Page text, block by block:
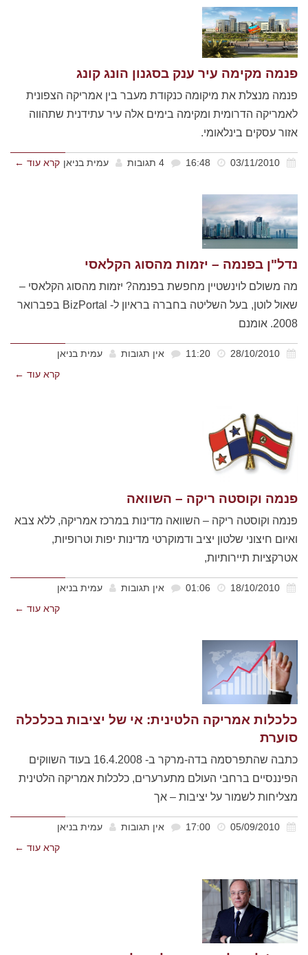
פנמה מקימה עיר ענק בסגנון הונג קונג
פנמה מנצלת את מיקומה כנקודת מעבר בין אמריקה הצפונית
לאמריקה הדרומית ומקימה בימים אלה עיר עתידנית שתהווה
אזור עסקים בינלאומי.
4 תגובות עמית בניאן קרא עוד ←
נדל"ן בפנמה – יזמות מהסוג הקלאסי
מה משולם לוינשטיין מחפשת בפנמה? יזמות מהסוג הקלאסי –
שאול לוטן, בעל השליטה בחברה בראיון ל- BizPortal בפברואר
2008. אומנם
אין תגובות
עמית בניאן
קרא עוד ←
פנמה וקוסטה ריקה – השוואה
פנמה וקוסטה ריקה – השוואה מדינות במרכז אמריקה, ללא צבא
ואיום חיצוני שלטון יציב ודמוקרטי מדינות יפות וטרופיות,
אטרקציות תיירותיות,
אין תגובות
עמית בניאן
קרא עוד ←
כלכלות אמריקה הלטינית: אי של יציבות בכלכלה
סוערת
כתבה שהתפרסמה בדה-מרקר ב- 16.4.2008 בעוד השווקים
הפיננסיים ברחבי העולם מתערערים, כלכלות אמריקה הלטינית
מצליחות לשמור על יציבות – אך
אין תגובות
עמית בניאן
קרא עוד ←